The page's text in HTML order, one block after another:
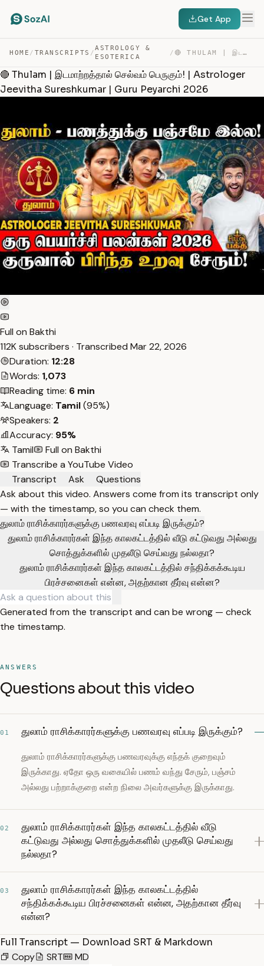
Get App
HOME / TRANSCRIPTS /
ASTROLOGY &
ESOTERICA
/ 🔴 THULAM | இடமாற்றத்தால் செல்வம் பெருகும்! | ASTROLOGER… — TRANSCRIPT
🔴 Thulam | இடமாற்றத்தால் செல்வம் பெருகும்! | Astrologer
Jeevitha Sureshkumar | Guru Peyarchi 2026
Full on Bakthi
112K subscribers · Transcribed Mar 22, 2026
Duration: 12:28
Words: 1,073
Reading time: 6 min
Language: Tamil(95%)
Speakers: 2
Accuracy: 95%
Tamil
Full on Bakthi
Transcribe a YouTube Video
Transcript
Ask
Questions
Ask about this video. Answers come from its transcript only
— with the timestamp, so you can check them.
துலாம் ராசிக்காரர்களுக்கு பணவரவு எப்படி இருக்கும்?
துலாம் ராசிக்காரர்கள் இந்த காலகட்டத்தில் வீடு கட்டுவது அல்லது
சொத்துக்களில் முதலீடு செய்வது நல்லதா?
துலாம் ராசிக்காரர்கள் இந்த காலகட்டத்தில் சந்திக்கக்கூடிய
பிரச்சனைகள் என்ன, அதற்கான தீர்வு என்ன?
Generated from the transcript and can be wrong — check
the timestamp.
ANSWERS
Questions about this video
01 துலாம் ராசிக்காரர்களுக்கு பணவரவு எப்படி இருக்கும்?
துலாம் ராசிக்காரர்களுக்கு பணவரவுக்கு எந்தக் குறைவும்
இருக்காது. ஏதோ ஒரு வகையில் பணம் வந்து சேரும், பஞ்சம்
அல்லது பற்றாக்குறை என்ற நிலை அவர்களுக்கு இருக்காது.
02
துலாம் ராசிக்காரர்கள் இந்த காலகட்டத்தில் வீடு
கட்டுவது அல்லது சொத்துக்களில் முதலீடு செய்வது
நல்லதா?
03
துலாம் ராசிக்காரர்கள் இந்த காலகட்டத்தில்
சந்திக்கக்கூடிய பிரச்சனைகள் என்ன, அதற்கான தீர்வு
என்ன?
Full Transcript — Download SRT & Markdown
Copy
SRT MD